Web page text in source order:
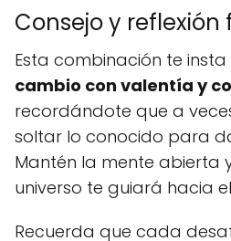
Consejo y reflexión
Esta combinación te insta
cambio con valentía y
recordándote que a
soltar lo conocido para
Mantén la mente abierta
universo te guiará hacia
Recuerda que cada